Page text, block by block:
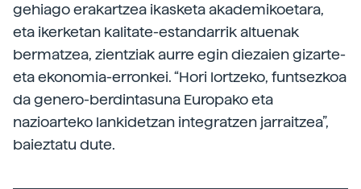
gehiago erakartzea ikasketa akademikoetara,
eta ikerketan kalitate-estandarrik altuenak
bermatzea, zientziak aurre egin diezaien gizarte-
eta ekonomia-erronkei. “Hori lortzeko, funtsezkoa
da genero-berdintasuna Europako eta
nazioarteko lankidetzan integratzen jarraitzea”,
baieztatu dute.